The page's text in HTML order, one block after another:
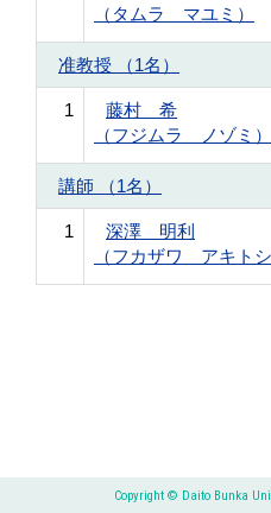
（タムラ マユミ）
准教授 （1名）
1
藤村 希
（フジムラ ノゾミ）
講師 （1名）
1
深澤 明利
（フカザワ アキトシ
Copyright © Daito Bunka